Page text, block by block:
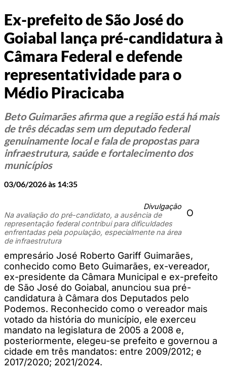
Ex-prefeito de São José do
Goiabal lança pré-candidatura à
Câmara Federal e defende
representatividade para o
Médio Piracicaba
Beto Guimarães afirma que a região está há mais
de três décadas sem um deputado federal
genuinamente local e fala de propostas para
infraestrutura, saúde e fortalecimento dos
municípios
03/06/2026 às 14:35
Divulgação
Na avaliação do pré-candidato, a ausência de
representação federal contribui para dificuldades
enfrentadas pela população, especialmente na área
de infraestrutura
O
empresário José Roberto Gariff Guimarães,
conhecido como Beto Guimarães, ex-vereador,
ex-presidente da Câmara Municipal e ex-prefeito
de São José do Goiabal, anunciou sua pré-
candidatura à Câmara dos Deputados pelo
Podemos. Reconhecido como o vereador mais
votado da história do município, ele exerceu
mandato na legislatura de 2005 a 2008 e,
posteriormente, elegeu-se prefeito e governou a
cidade em três mandatos: entre 2009/2012; e
2017/2020; 2021/2024.